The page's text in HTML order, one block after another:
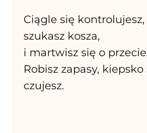
Ciągle się kontrolujesz,
szukasz kosza,
i martwisz się o
Robisz zapasy, kiepsko
czujesz.